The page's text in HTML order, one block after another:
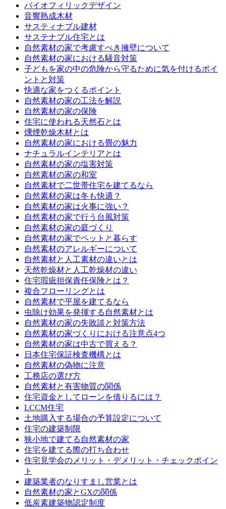
バイオフィリックデザイン
音響熟成木材
サスティナブル建材
サステナブル住宅とは
自然素材の家で考慮すべき擁壁について
自然素材の家における騒音対策
子どもを家の中の危険から守るために気を付けるポイ
ントと対策
快適な家をつくるポイント
自然素材の家の工法を解説
自然素材の家の保険
住宅に使われる天然石とは
燻煙乾燥木材とは
自然素材の家における畳の魅力
ナチュラルインテリアとは
自然素材の家の塩害対策
自然素材の家の和室
自然素材で二世帯住宅を建てるなら
自然素材の家は冬も快適？
自然素材の家は火事に強い？
自然素材の家で行う台風対策
自然素材の家の庭づくり
自然素材の家でペットと暮らす
自然素材のアレルギーについて
自然素材と人工素材の違いとは
天然乾燥材と人工乾燥材の違い
住宅瑕疵担保責任保険とは？
複合フローリングとは
自然素材で平屋を建てるなら
虫除け効果を発揮する自然素材とは
自然素材の家の失敗談と対策方法
自然素材の家づくりにおける注意点4つ
自然素材の家は中古で買える？
日本住宅保証検査機構とは
自然素材の偽物に注意
工務店の選び方
自然素材と有害物質の関係
住宅資金としてローンを借りるには？
LCCM住宅
土地購入する場合の予算設定について
住宅の建築制限
狭小地で建てる自然素材の家
住宅を建てる際の打ち合わせ
住宅見学会のメリット・デメリット・チェックポイン
ト
建築業者のなりすまし営業とは
自然素材の家とGXの関係
低炭素建築物認定制度